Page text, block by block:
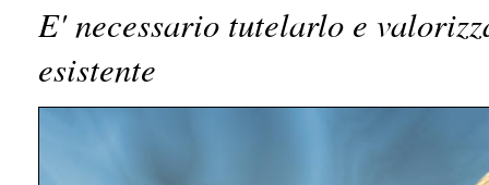
E' necessario tutelarlo e
esistente